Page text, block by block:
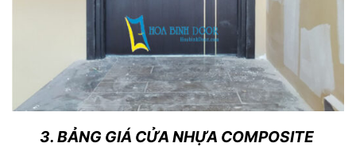
3. BẢNG GIÁ CỬA NHỰA COMPOSITE